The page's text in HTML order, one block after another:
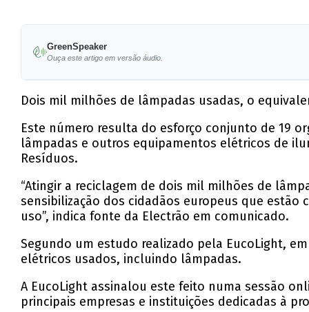
GreenSpeaker
Ouça este artigo em versão áudio.
Dois mil milhões de lâmpadas usadas, o
Este número resulta do esforço conjunto de 19
lâmpadas e outros equipamentos elétricos de
Resíduos.
“Atingir a reciclagem de dois mil milhões de
sensibilização dos cidadãos europeus que
uso”, indica fonte da Electrão em comunicado.
Segundo um estudo realizado pela EucoLight,
elétricos usados, incluindo lâmpadas.
A EucoLight assinalou este feito numa sessão
principais empresas e instituições dedicadas à